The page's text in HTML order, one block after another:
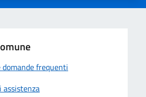
domande frequenti
assistenza